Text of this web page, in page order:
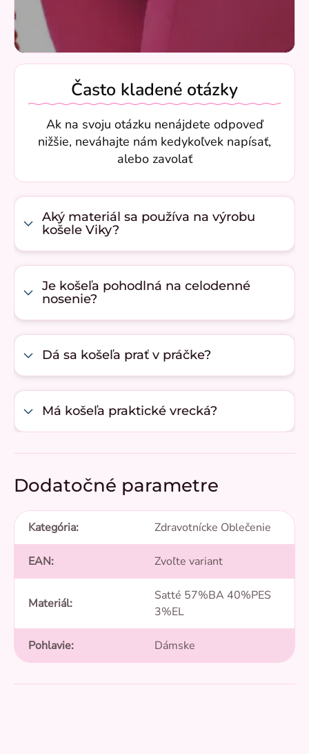
Často kladené otázky
Ak na svoju otázku nenájdete odpoveď
nižšie, neváhajte nám kedykoľvek napísať,
alebo zavolať
Aký materiál sa používa na výrobu
košele Viky?
Je košeľa pohodlná na celodenné
nosenie?
Dá sa košeľa prať v práčke?
Má košeľa praktické vrecká?
Dodatočné parametre
Kategória: Zdravotnícke Oblečenie
EAN: Zvoľte variant
Materiál:
Satté 57%BA 40%PES
3%EL
Pohlavie: Dámske